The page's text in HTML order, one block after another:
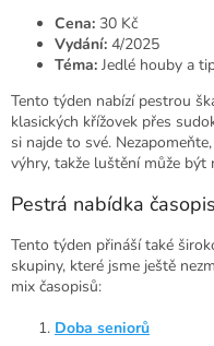
Cena: 30 Kč
Vydání: 4/2025
Téma: Jedlé houby a
Tento týden nabízí pestrou
klasických křížovek přes
si najde to své.
výhry, takže luštění může být
Pestrá nabídka
Tento týden přináší také
skupiny, které jsme ještě
mix časopisů:
Doba seniorů